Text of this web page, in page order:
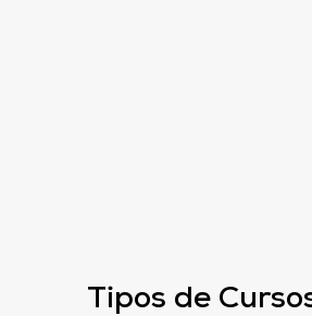
Tipos de